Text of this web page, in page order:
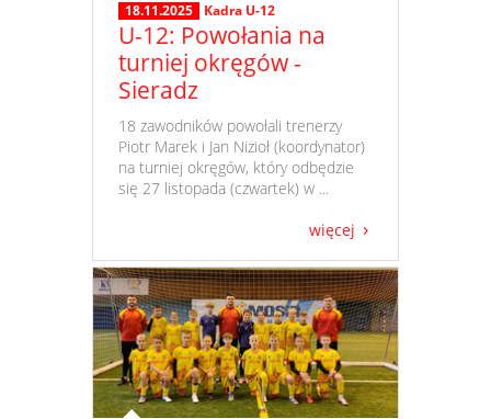
18.11.2025 Kadra U-12
U-12: Powołania na
turniej okręgów -
Sieradz
​ 18 zawodników powołali trenerzy
Piotr Marek i Jan Nizioł (koordynator)
na turniej okręgów, który odbędzie
się 27 listopada (czwartek) w ...
więcej